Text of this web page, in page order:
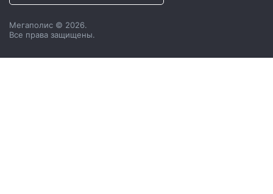
Мегаполис © 2026.
Все права защищены.